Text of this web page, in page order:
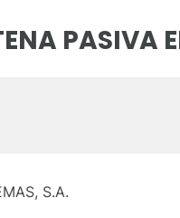
PASIVA
S.A.